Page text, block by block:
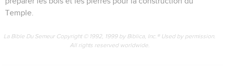
Temple.
La Bible Du Semeur Copyright © 1992, 1999 by Biblica, Inc.® Used by permission.
All rights reserved worldwide.